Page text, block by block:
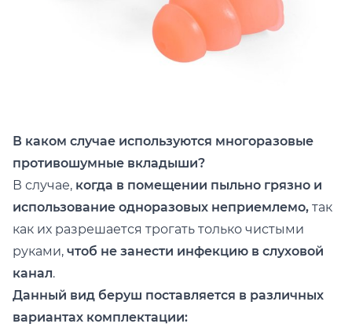
В каком случае используются многоразовые
противошумные вкладыши?
В случае, когда в помещении пыльно грязно и
использование одноразовых неприемлемо, так
как их разрешается трогать только чистыми
руками, чтоб не занести инфекцию в слуховой
канал.
Данный вид беруш поставляется в различных
вариантах комплектации: